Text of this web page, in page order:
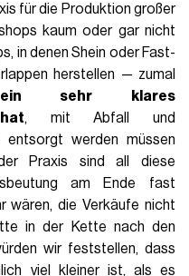
für die Produktion großer
kaum oder gar nicht
in denen Shein oder Fast-
herstellen — zumal
ein sehr klares
, mit Abfall und
entsorgt werden müssen
Praxis sind all diese
am Ende fast
wären, die Verkäufe nicht
in der Kette nach den
wir feststellen, dass
viel kleiner ist, als es